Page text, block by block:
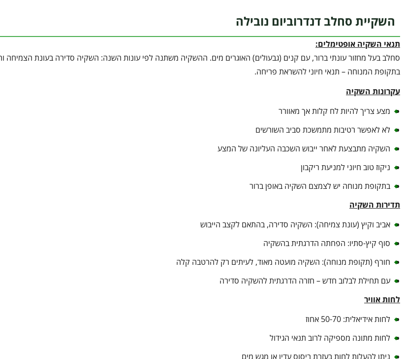
השקיית סחלב דנדרוביום נובילה
תנאי השקיה אופטימלים:
סחלב בעל מחזור עונתי ברור, עם קנים (גבעולים) האוגרים מים. ההשקיה משתנה לפי עונות השנה: השקיה סדירה בעונת
בתקופת המנוחה – תנאי חיוני להשראת פריחה.
עקרונות השקיה
מצע צריך להיות לח קלות אך מאוורר
לא לאפשר רטיבות מתמשכת סביב השורשים
השקיה מתבצעת לאחר ייבוש השכבה העליונה של המצע
ניקוז טוב חיוני למניעת ריקבון
בתקופת מנוחה יש לצמצם השקיה באופן ברור
תדירות השקיה
אביב וקיץ (עונת צמיחה): השקיה סדירה, בהתאם לקצב הייבוש
סוף קיץ-סתיו: הפחתה הדרגתית בהשקיה
חורף (תקופת מנוחה): השקיה מועטה מאוד, לעיתים רק להרטבה קלה
עם תחילת לבלוב חדש – חזרה הדרגתית להשקיה סדירה
לחות אוויר
לחות אידיאלית: 50-70 אחוז
לחות מתונה מספיקה לרוב תנאי הגידול
ניתן להעלות לחות בעזרת ריסוס עדין או מגש מים